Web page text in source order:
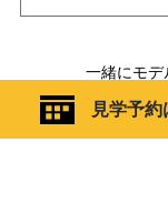
一緒にモデ
見学予約